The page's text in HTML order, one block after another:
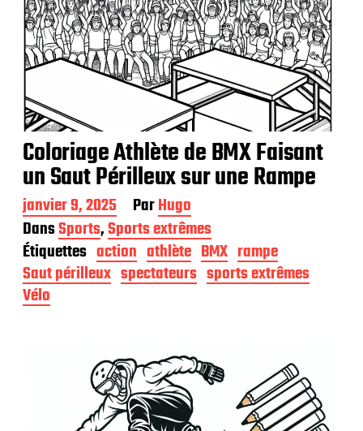
Coloriage Athlète de BMX Faisant
un Saut Périlleux sur une Rampe
D
a
t
e
d
e
p
janvier 9, 2025 ParHugo
DansSports,Sports extrêmes
Étiquettes action athlète BMX rampe
Saut périlleux spectateurs sports extrêmes
Vélo